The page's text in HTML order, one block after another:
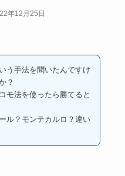
年12月25日
う手法を聞いたんですけ
？
モ法を使ったら勝てると
ル？モンテカルロ？違い